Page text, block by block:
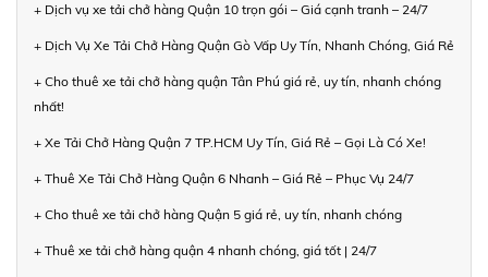
+ Dịch vụ xe tải chở hàng Quận 10 trọn gói – Giá cạnh tranh – 24/7
+ Dịch Vụ Xe Tải Chở Hàng Quận Gò Vấp Uy Tín, Nhanh Chóng, Giá Rẻ
+ Cho thuê xe tải chở hàng quận Tân Phú giá rẻ, uy tín, nhanh chóng
nhất!
+ Xe Tải Chở Hàng Quận 7 TP.HCM Uy Tín, Giá Rẻ – Gọi Là Có Xe!
+ Thuê Xe Tải Chở Hàng Quận 6 Nhanh – Giá Rẻ – Phục Vụ 24/7
+ Cho thuê xe tải chở hàng Quận 5 giá rẻ, uy tín, nhanh chóng
+ Thuê xe tải chở hàng quận 4 nhanh chóng, giá tốt | 24/7